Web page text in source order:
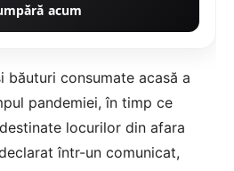
acum
băuturi consumate acasă a
pandemiei, în timp ce
locurilor din afara
într-un comunicat,